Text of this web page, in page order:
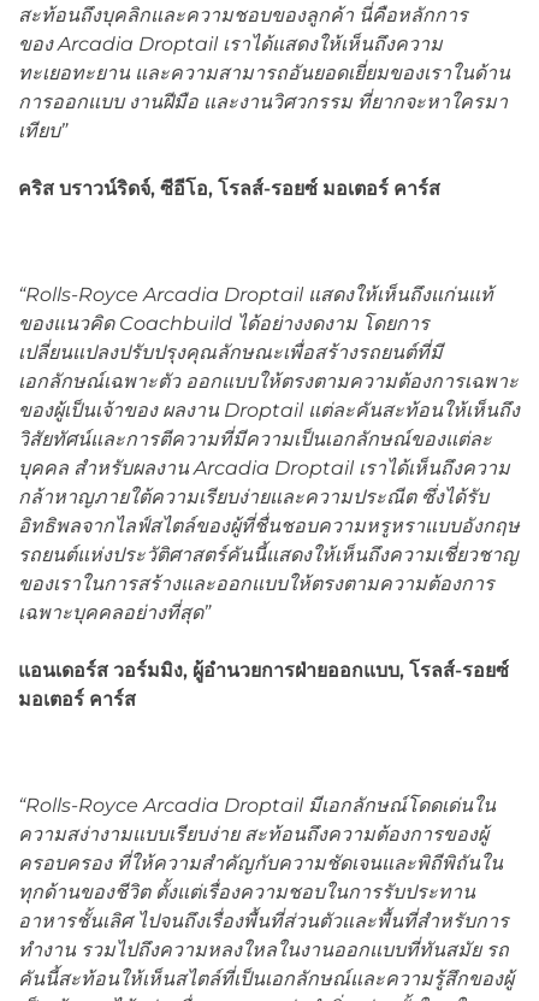
สะท้อนถึงบุคลิกและความชอบของลูกค้า นี่คือหลักการ
ของArcadia Droptail เราได้แสดงให้เห็นถึงความ
ทะเยอทะยาน และความสามารถอันยอดเยี่ยมของเราในด้าน
การออกแบบ งานฝีมือ และงานวิศวกรรม ที่ยากจะหาใครมา
เทียบ”
คริส บราวน์ริดจ์, ซีอีโอ, โรลส์-รอยซ์ มอเตอร์ คาร์ส
“Rolls-Royce Arcadia Droptail แสดงให้เห็นถึงแก่นแท้
ของแนวคิด Coachbuild ได้อย่างงดงาม โดยการ
เปลี่ยนแปลงปรับปรุงคุณลักษณะเพื่อสร้างรถยนต์ที่มี
เอกลักษณ์เฉพาะตัว ออกแบบให้ตรงตามความต้องการเฉพาะ
ของผู้เป็นเจ้าของ ผลงาน Droptail แต่ละคันสะท้อนให้เห็นถึง
วิสัยทัศน์และการตีความที่มีความเป็นเอกลักษณ์ของแต่ละ
บุคคล สำหรับผลงานArcadia Droptail เราได้เห็นถึงความ
กล้าหาญภายใต้ความเรียบง่ายและความประณีต ซึ่งได้รับ
อิทธิพลจากไลฟ์สไตล์ของผู้ที่ชื่นชอบความหรูหราแบบอังกฤษ
รถยนต์แห่งประวัติศาสตร์คันนี้แสดงให้เห็นถึงความเชี่ยวชาญ
ของเราในการสร้างและออกแบบให้ตรงตามความต้องการ
เฉพาะบุคคลอย่างที่สุด”
แอนเดอร์ส วอร์มมิง, ผู้อำนวยการฝ่ายออกแบบ, โรลส์-รอยซ์
มอเตอร์ คาร์ส
“Rolls-Royce Arcadia Droptail มีเอกลักษณ์โดดเด่นใน
ความสง่างามแบบเรียบง่าย สะท้อนถึงความต้องการของผู้
ครอบครอง ที่ให้ความสำคัญกับความชัดเจนและพิถีพิถันใน
ทุกด้านของชีวิต ตั้งแต่เรื่องความชอบในการรับประทาน
อาหารชั้นเลิศ ไปจนถึงเรื่องพื้นที่ส่วนตัวและพื้นที่สำหรับการ
ทำงาน รวมไปถึงความหลงใหลในงานออกแบบที่ทันสมัย รถ
คันนี้สะท้อนให้เห็นสไตล์ที่เป็นเอกลักษณ์และความรู้สึกของผู้